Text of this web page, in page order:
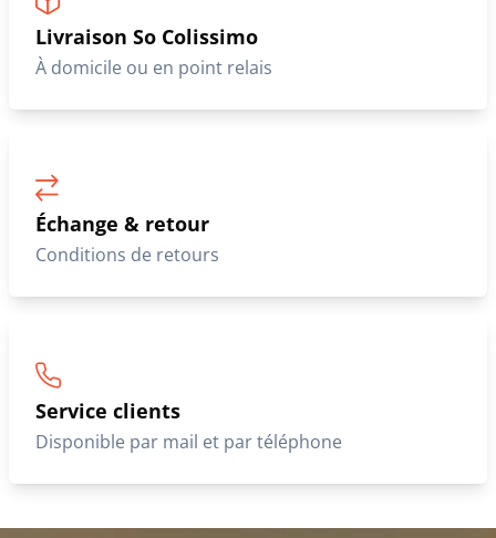
Livraison So Colissimo
À domicile ou en point relais
Échange & retour
Conditions de retours
Service clients
Disponible par mail et par téléphone